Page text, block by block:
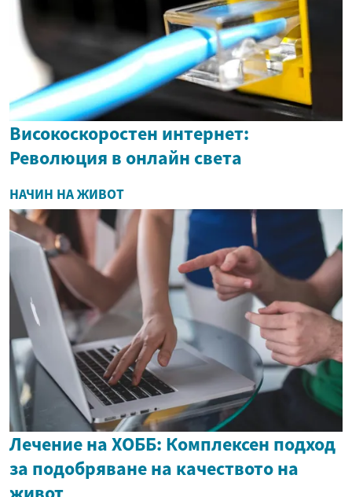
Високоскоростен интернет:
Революция в онлайн света
НАЧИН НА ЖИВОТ
Лечение на ХОББ: Комплексен подход
за подобряване на качеството на